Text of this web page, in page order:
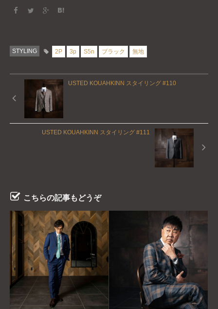
STYLING 2P 3p S5n ブラック 無地
USTED KOUAHKINN スタイリング #110
USTED KOUAHKINN スタイリング #111
こちらの記事もどうぞ